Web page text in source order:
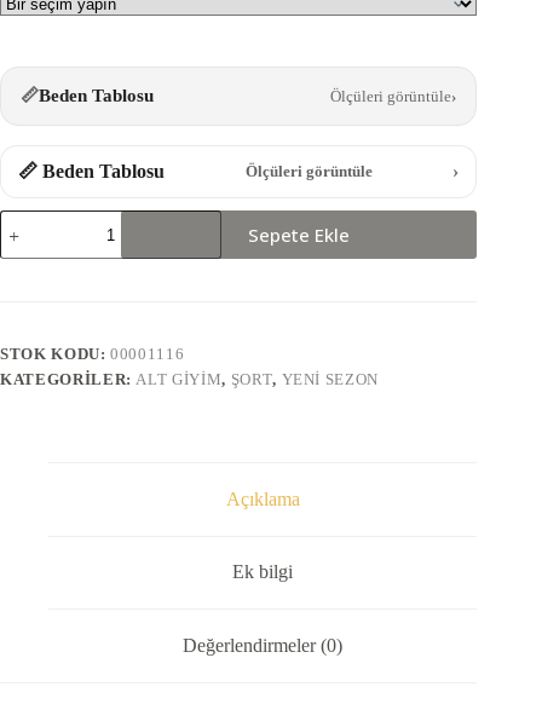
📏Beden Tablosu Ölçüleri görüntüle›
📏 Beden Tablosu Ölçüleri görüntüle ›
0371-
ŞORT
adet
Sepete Ekle
STOK KODU:00001116
KATEGORILER:ALT GIYIM, ŞORT, YENI SEZON
Açıklama
Ek bilgi
Değerlendirmeler (0)